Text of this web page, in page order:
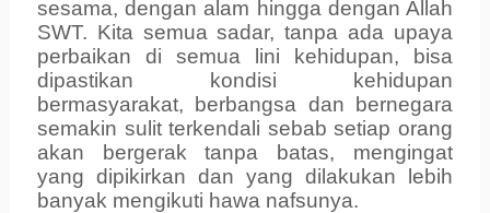
sesama, dengan alam hingga dengan Allah
SWT. Kita semua sadar, tanpa ada upaya
perbaikan di semua lini kehidupan, bisa
dipastikan kondisi kehidupan
bermasyarakat, berbangsa dan bernegara
semakin sulit terkendali sebab setiap orang
akan bergerak tanpa batas, mengingat
yang dipikirkan dan yang dilakukan lebih
banyak mengikuti hawa nafsunya.